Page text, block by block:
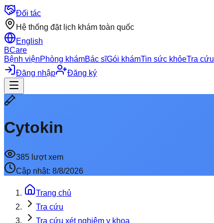
Đối tác
Hệ thống đặt lịch khám toàn quốc
English
BCare
Bệnh việnPhòng khámBác sĩGói khámTin sức khỏeTra cứu
Đăng nhập
Đăng ký
Cytokin
385 lượt xem
Cập nhật: 8/8/2026
Trang chủ
Tra cứu
Tra cứu xét nghiệm y khoa